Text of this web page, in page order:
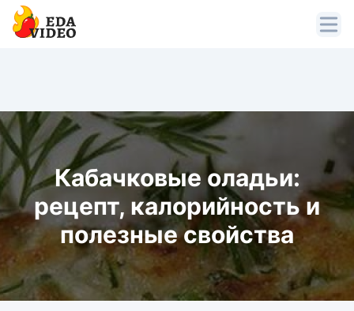
Кабачковые оладьи:
рецепт, калорийность и
полезные свойства